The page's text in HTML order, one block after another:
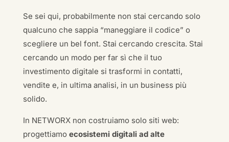
Se sei qui, probabilmente non stai cercando solo
qualcuno che sappia “maneggiare il codice” o
scegliere un bel font. Stai cercando crescita. Stai
cercando un modo per far sì che il tuo
investimento digitale si trasformi in contatti,
vendite e, in ultima analisi, in un business più
solido.
In NETWORX non costruiamo solo siti web:
progettiamo ecosistemi digitali ad alte